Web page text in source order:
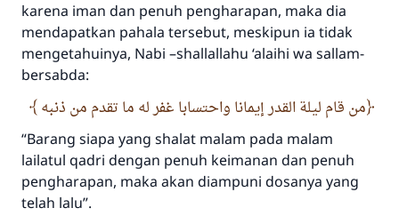
karena iman dan penuh pengharapan, maka dia
mendapatkan pahala tersebut, meskipun ia tidak
mengetahuinya, Nabi –shallallahu ‘alaihi wa sallam-
bersabda:
من قام ليلة القدر إيمانا واحتسابا غفر له ما تقدم من ذنبه
“Barang siapa yang shalat malam pada malam
lailatul qadri dengan penuh keimanan dan penuh
pengharapan, maka akan diampuni dosanya yang
telah lalu”.
Jawaban no. 110845
menyelamatkan pernikahan.
Bantu kami dalam memberikan jawaban untuk umat